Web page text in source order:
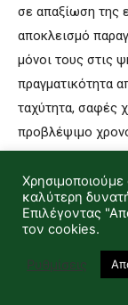
σε απαξίωση της
αποκλεισμό
μόνοι τους στις
πραγματικότητα
ταχύτητα, σαφές
προβλέψιμο
Σε ένα τοπίο
συζητείται στις
να λειτουργεί με
συμμόρφωσης
καλύτερη
Επιλέγοντας
τον cookies.
Ρυθμίσεις